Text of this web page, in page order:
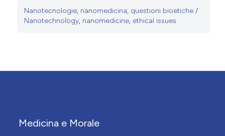
Nanotecnologie, nanomedicina, questioni bioetiche /
Nanotechnology, nanomedicine, ethical issues
Medicina e Morale